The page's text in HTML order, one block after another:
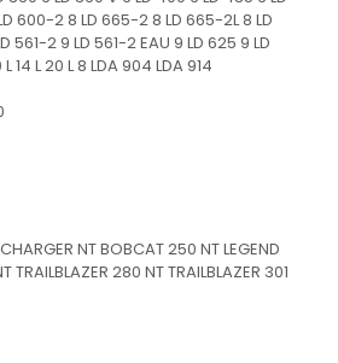
600-2 8 LD 665-2 8 LD 665-2L 8 LD
561-2 9 LD 561-2 EAU 9 LD 625 9 LD
14 L 20 L 8 LDA 904 LDA 914
NT BOBCAT 250 NT LEGEND
TRAILBLAZER 280 NT TRAILBLAZER 301